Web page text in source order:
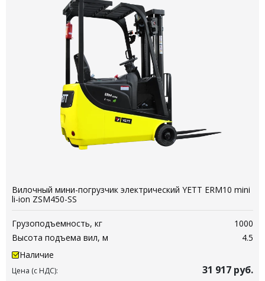
Вилочный мини-погрузчик электрический YETT ERM10 mini
li-ion ZSM450-SS
Грузоподъемность, кг
1000
Высота подъема вил, м
4.5
Наличие
Цена (с НДС): 31 917 руб.